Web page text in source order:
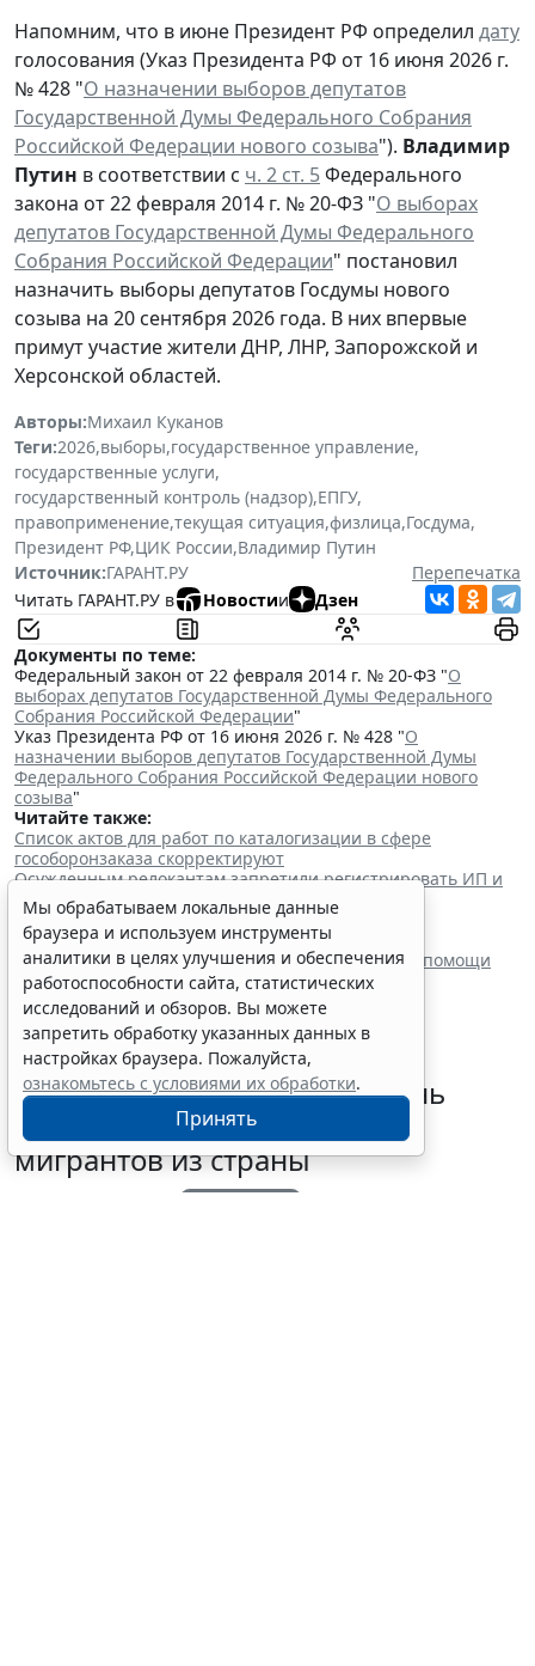
Напомним, что в июне Президент РФ определил дату
голосования (Указ Президента РФ от 16 июня 2026 г.
№ 428 "О назначении выборов депутатов
Государственной Думы Федерального Собрания
Российской Федерации нового созыва"). Владимир
Путин в соответствии с ч. 2 ст. 5Федерального
закона от 22 февраля 2014 г. № 20-ФЗ "О выборах
депутатов Государственной Думы Федерального
Собрания Российской Федерации" постановил
назначить выборы депутатов Госдумы нового
созыва на 20 сентября 2026 года. В них впервые
примут участие жители ДНР, ЛНР, Запорожской и
Херсонской областей.
Авторы:Михаил Куканов
Теги:2026,выборы,государственное управление,
государственные услуги,
государственный контроль (надзор),ЕПГУ,
правоприменение,текущая ситуация,физлица,Госдума,
Президент РФ,ЦИК России,Владимир Путин
Источник:ГАРАНТ.РУ
Перепечатка
Читать ГАРАНТ.РУ в
Новостии Дзен
Документы по теме:
Федеральный закон от 22 февраля 2014 г. № 20-ФЗ "О
выборах депутатов Государственной Думы Федерального
Собрания Российской Федерации"
Указ Президента РФ от 16 июня 2026 г. № 428 "О
назначении выборов депутатов Государственной Думы
Федерального Собрания Российской Федерации нового
созыва"
Читайте также:
Список актов для работ по каталогизации в сфере
гособоронзаказа скорректируют
Осужденным релокантам запретили регистрировать ИП и
управлять машиной
Семьям погибших силовиков-участников СВО
гарантировали жилищные выплаты
В России ввели персонифицированный учет медпомощи
ветеранам боевых действий
В России расширили перечень
оснований для выдворения
мигрантов из страны
Мы обрабатываем локальные данные
браузера и используем инструменты
аналитики в целях улучшения и обеспечения
работоспособности сайта, статистических
исследований и обзоров. Вы можете
запретить обработку указанных данных в
настройках браузера. Пожалуйста,
ознакомьтесь с условиями их обработки.
Принять